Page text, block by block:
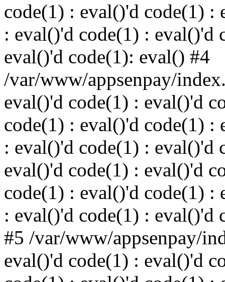
code(1) : eval()'d code(1) :
: eval()'d code(1) : eval()'d
eval()'d code(1): eval() #4
/var/www/appsenpay/
eval()'d code(1) : eval()'d
code(1) : eval()'d code(1) :
: eval()'d code(1) : eval()'d
eval()'d code(1) : eval()'d
code(1) : eval()'d code(1) :
: eval()'d code(1) : eval()'d
#5 /var/www/appsenpay/
eval()'d code(1) : eval()'d